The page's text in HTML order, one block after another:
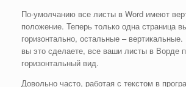
По-умолчанию все листы в Word имеют
положение. Теперь только одна страница
горизонтально, остальные – вертикальные.
вы это сделаете, все ваши листы в Ворде
горизонтальный вид.
Довольно часто, работая с текстом в